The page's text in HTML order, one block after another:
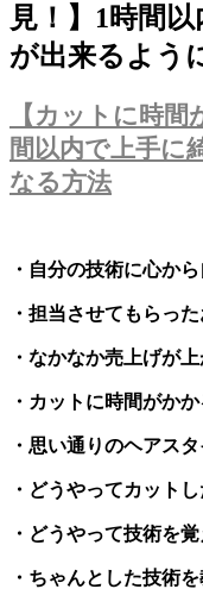
見！】1時間
が出来るよう
【カットに時
間以内で上手に
なる方法
・自分の技術に心か
・担当させてもらっ
・なかなか売上げが
・カットに時間がかか
・思い通りのヘアス
・どうやってカット
・どうやって技術を
・ちゃんとした技術